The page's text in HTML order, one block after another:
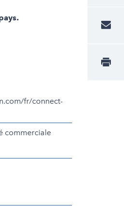
fr/connect-
commerciale